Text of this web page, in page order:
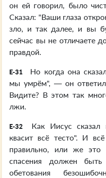
он ей говорил, было
Сказал: "Ваши глаза
зло, и так далее, и вы
сейчас вы не отличаете
правдой.
E-31
Но когда она
мы умрём", — он
Видите? В этом так
лжи.
E-32
Как Иисус сказал
квасит всё тесто". И
правильно, или же
спасения должен
обетования